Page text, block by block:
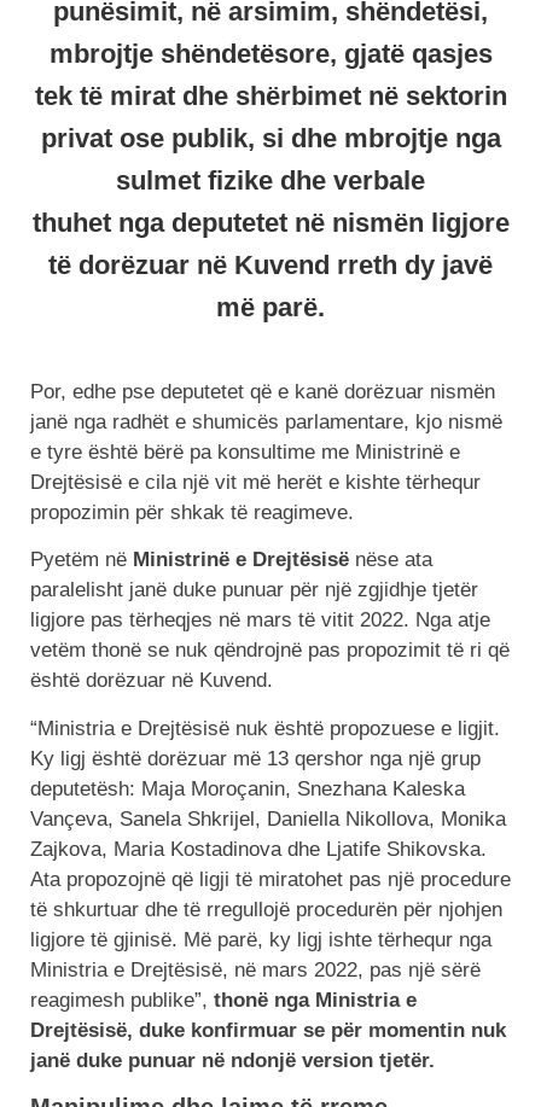
punësimit, në arsimim, shëndetësi,
mbrojtje shëndetësore, gjatë qasjes
tek të mirat dhe shërbimet në sektorin
privat ose publik, si dhe mbrojtje nga
sulmet fizike dhe verbale
thuhet nga deputetet në nismën ligjore
të dorëzuar në Kuvend rreth dy javë
më parë.
Por, edhe pse deputetet që e kanë dorëzuar nismën
janë nga radhët e shumicës parlamentare, kjo nismë
e tyre është bërë pa konsultime me Ministrinë e
Drejtësisë e cila një vit më herët e kishte tërhequr
propozimin për shkak të reagimeve.
Pyetëm në Ministrinë e Drejtësisë nëse ata
paralelisht janë duke punuar për një zgjidhje tjetër
ligjore pas tërheqjes në mars të vitit 2022. Nga atje
vetëm thonë se nuk qëndrojnë pas propozimit të ri që
është dorëzuar në Kuvend.
“Ministria e Drejtësisë nuk është propozuese e ligjit.
Ky ligj është dorëzuar më 13 qershor nga një grup
deputetësh: Maja Moroçanin, Snezhana Kaleska
Vançeva, Sanela Shkrijel, Daniella Nikollova, Monika
Zajkova, Maria Kostadinova dhe Ljatife Shikovska.
Ata propozojnë që ligji të miratohet pas një procedure
të shkurtuar dhe të rregullojë procedurën për njohjen
ligjore të gjinisë. Më parë, ky ligj ishte tërhequr nga
Ministria e Drejtësisë, në mars 2022, pas një sërë
reagimesh publike”, thonë nga Ministria e
Drejtësisë, duke konfirmuar se për momentin nuk
janë duke punuar në ndonjë version tjetër.